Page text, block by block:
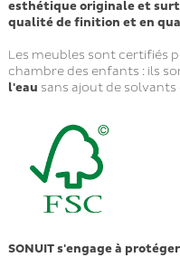
esthétique originale et
qualité de finition et en
Les meubles sont certifiés
chambre des enfants : ils
l'eau sans ajout de
SONUIT s'engage à